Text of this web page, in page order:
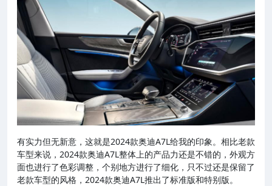
有实力但无新意，这就是2024款奥迪A7L给我的印象。相比老款
车型来说，2024款奥迪A7L整体上的产品力还是不错的，外观方
面也进行了色彩调整，个别地方进行了细化，只不过还是保留了
老款车型的风格，2024款奥迪A7L推出了标准版和特别版。